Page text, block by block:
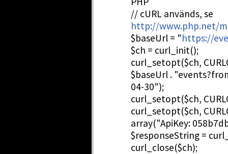
// cURL används, se
http://www.php.net/
$baseUrl = "https://
$ch = curl_init();
curl_setopt($ch,
$baseUrl .
04-30");
curl_setopt($ch,
curl_setopt($ch,
array("ApiKey:
$responseString =
curl_close($ch);